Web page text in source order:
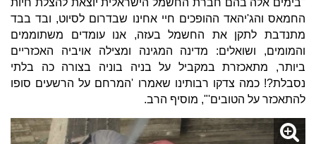
"בימים אלה בהם חברת החשמל הישראלית יוצאת להצלת חיות
החמאס והג'יהאד ההופכים חיי אחינו שבדרום לסיוט, ובד בבד
מתנדבת לתקן את החשמל בעזה, אנו עומדים משתוממים
והמומים, ושואלים: מדינה המגינה ומצילה אויביה האכזריים
ביותר, מתאכזרת במקביל על בניה בוניה בצורה כה בלתי
נסבלת?! כמה צדקו רבותינו שאמרו 'המרחם על הרשעים סופו
להתאכזר על הטובים'", מוסיף הרב.